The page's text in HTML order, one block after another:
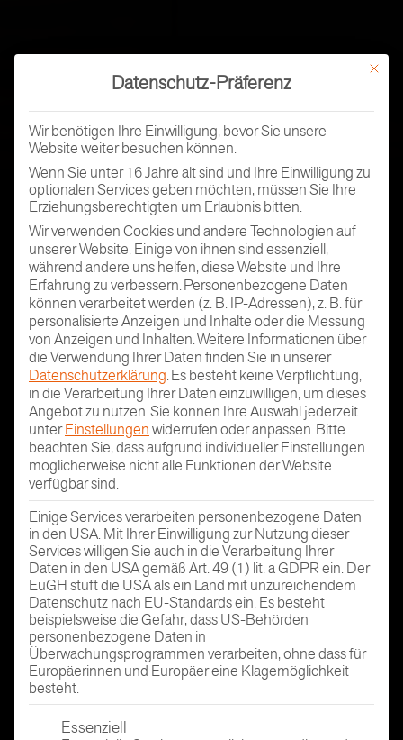
Mit
Datenschutz-Präferenz
Wir benötigen Ihre Einwilligung, bevor Sie unsere
Website weiter besuchen können.
Wenn Sie unter 16 Jahre alt sind und Ihre Einwilligung zu
optionalen Services geben möchten, müssen Sie Ihre
Erziehungsberechtigten um Erlaubnis bitten.
Wir verwenden Cookies und andere Technologien auf
unserer Website. Einige von ihnen sind essenziell,
während andere uns helfen, diese Website und Ihre
Erfahrung zu verbessern.Personenbezogene Daten
können verarbeitet werden (z. B. IP-Adressen), z. B. für
personalisierte Anzeigen und Inhalte oder die Messung
von Anzeigen und Inhalten.Weitere Informationen über
die Verwendung Ihrer Daten finden Sie in unserer
Datenschutzerklärung.Es besteht keine Verpflichtung,
in die Verarbeitung Ihrer Daten einzuwilligen, um dieses
Angebot zu nutzen.Sie können Ihre Auswahl jederzeit
unterEinstellungenwiderrufen oder anpassen.Bitte
beachten Sie, dass aufgrund individueller Einstellungen
möglicherweise nicht alle Funktionen der Website
verfügbar sind.
Einige Services verarbeiten personenbezogene Daten
in den USA. Mit Ihrer Einwilligung zur Nutzung dieser
Services willigen Sie auch in die Verarbeitung Ihrer
Daten in den USA gemäß Art. 49 (1) lit. a GDPR ein. Der
EuGH stuft die USA als ein Land mit unzureichendem
Datenschutz nach EU-Standards ein. Es besteht
beispielsweise die Gefahr, dass US-Behörden
personenbezogene Daten in
Überwachungsprogrammen verarbeiten, ohne dass für
Europäerinnen und Europäer eine Klagemöglichkeit
besteht.
Es folgt eine Liste der Service-Gruppen, für die eine
Essenziell